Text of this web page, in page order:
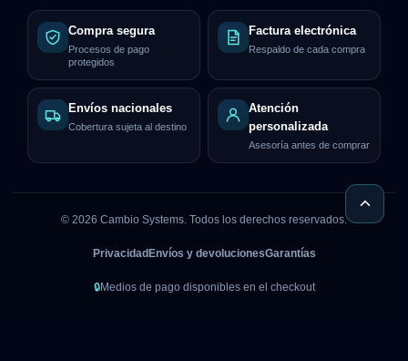
Compra segura
Procesos de pago
protegidos
Factura electrónica
Respaldo de cada compra
Envíos nacionales
Cobertura sujeta al destino
Atención
personalizada
Asesoría antes de comprar
© 2026 Cambio Systems. Todos los derechos reservados.
Privacidad Envíos y devolucionesGarantías
🔒Medios de pago disponibles en el checkout